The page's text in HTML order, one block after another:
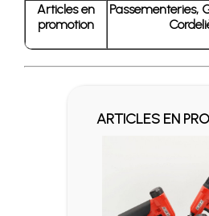
Articles en
promotion
Passementeries,
ARTICLES EN